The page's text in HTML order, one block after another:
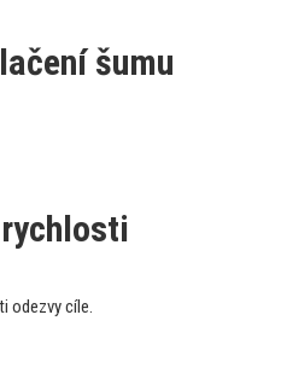
šumu
odezvy cíle.